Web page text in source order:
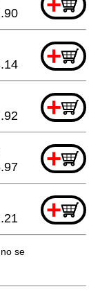
+
+
+
+
se puede pedir